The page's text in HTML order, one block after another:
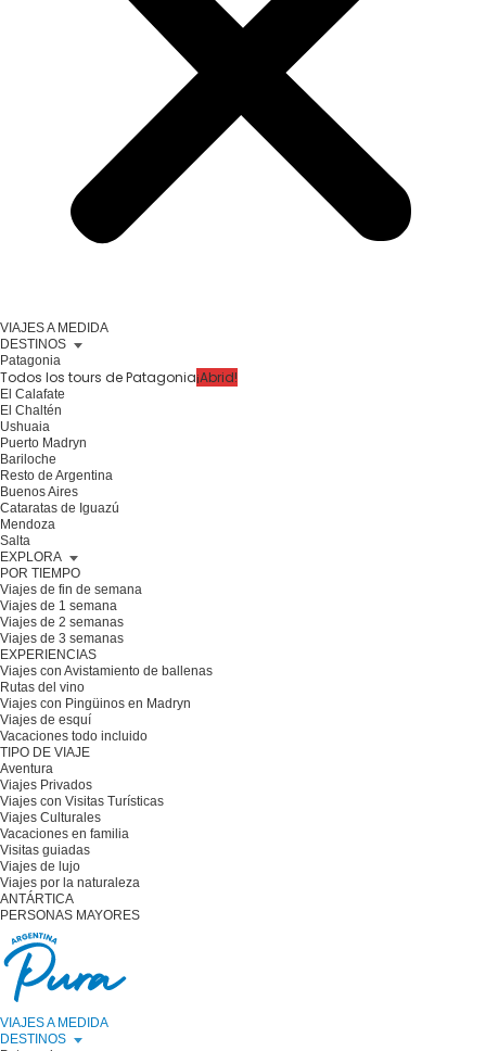
VIAJES A MEDIDA
DESTINOS
Patagonia
Todos los tours de Patagonia¡Abrid!
El Calafate
El Chaltén
Ushuaia
Puerto Madryn
Bariloche
Resto de Argentina
Buenos Aires
Cataratas de Iguazú
Mendoza
Salta
EXPLORA
POR TIEMPO
Viajes de fin de semana
Viajes de 1 semana
Viajes de 2 semanas
Viajes de 3 semanas
EXPERIENCIAS
Viajes con Avistamiento de ballenas
Rutas del vino
Viajes con Pingüinos en Madryn
Viajes de esquí
Vacaciones todo incluido
TIPO DE VIAJE
Aventura
Viajes Privados
Viajes con Visitas Turísticas
Viajes Culturales
Vacaciones en familia
Visitas guiadas
Viajes de lujo
Viajes por la naturaleza
ANTÁRTICA
PERSONAS MAYORES
VIAJES A MEDIDA
DESTINOS